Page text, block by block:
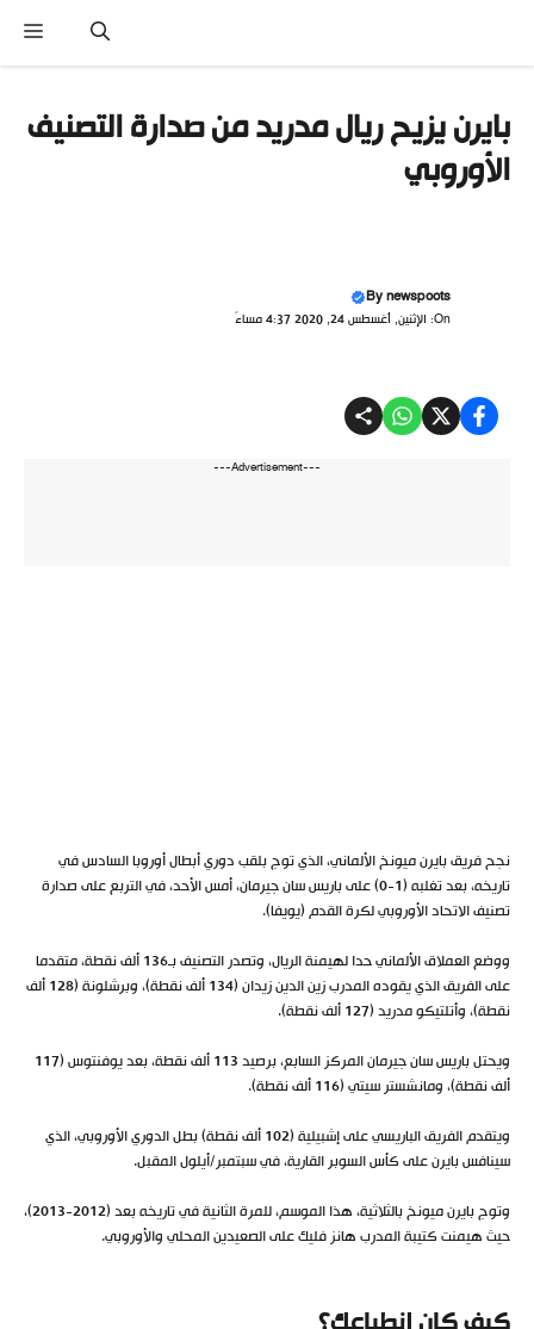
بايرن يزيح ريال مدريد من صدارة التصنيف
الأوروبي
Bynewspoots
On: الإثنين, أغسطس 24, 2020 4:37 مساءً
---Advertisement---
نجح فريق بايرن ميونخ الألماني، الذي توج بلقب دوري أبطال أوروبا السادس في
تاريخه، بعد تغلبه (1-0) على باريس سان جيرمان، أمس الأحد، في التربع على صدارة
تصنيف الاتحاد الأوروبي لكرة القدم (يويفا).
ووضع العملاق الألماني حدا لهيمنة الريال، وتصدر التصنيف بـ136 ألف نقطة، متقدما
على الفريق الذي يقوده المدرب زين الدين زيدان (134 ألف نقطة)، وبرشلونة (128 ألف
نقطة)، وأتلتيكو مدريد (127 ألف نقطة).
ويحتل باريس سان جيرمان المركز السابع، برصيد 113 ألف نقطة، بعد يوفنتوس (117
ألف نقطة)، ومانشستر سيتي (116 ألف نقطة).
ويتقدم الفريق الباريسي على إشبيلية (102 ألف نقطة) بطل الدوري الأوروبي، الذي
سينافس بايرن على كأس السوبر القارية، في سبتمبر/أيلول المقبل.
وتوج بايرن ميونخ بالثلاثية، هذا الموسم، للمرة الثانية في تاريخه بعد (2012-2013)،
حيث هيمنت كتيبة المدرب هانز فليك على الصعيدين المحلي والأوروبي.